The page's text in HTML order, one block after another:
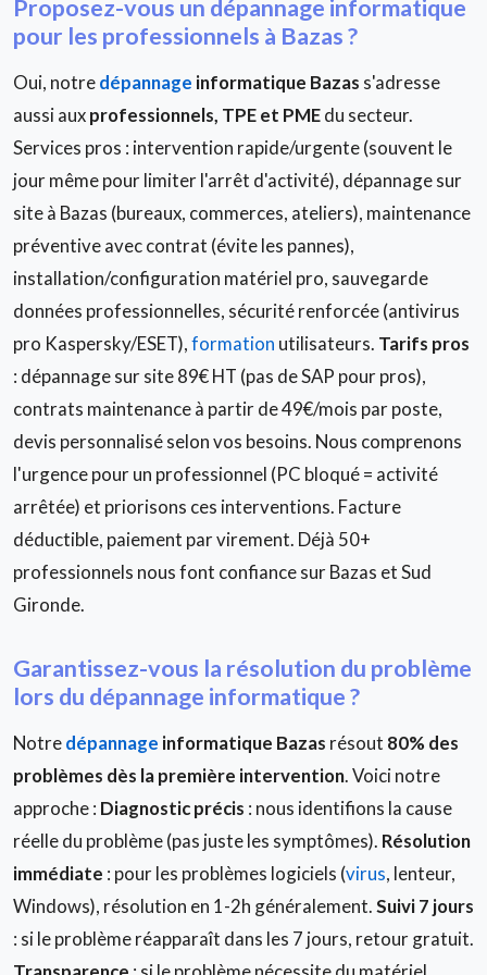
Proposez-vous un dépannage informatique
pour les professionnels à Bazas ?
Oui, notredépannage informatique Bazas s'adresse
aussi auxprofessionnels, TPE et PMEdu secteur.
Services pros : intervention rapide/urgente (souvent le
jour même pour limiter l'arrêt d'activité), dépannage sur
site à Bazas (bureaux, commerces, ateliers), maintenance
préventive avec contrat (évite les pannes),
installation/configuration matériel pro, sauvegarde
données professionnelles, sécurité renforcée (antivirus
pro Kaspersky/ESET),formation utilisateurs. Tarifs pros
: dépannage sur site 89€ HT (pas de SAP pour pros),
contrats maintenance à partir de 49€/mois par poste,
devis personnalisé selon vos besoins. Nous comprenons
l'urgence pour un professionnel (PC bloqué = activité
arrêtée) et priorisons ces interventions. Facture
déductible, paiement par virement. Déjà 50+
professionnels nous font confiance sur Bazas et Sud
Gironde.
Garantissez-vous la résolution du problème
lors du dépannage informatique ?
Notredépannage informatique Bazas résout 80% des
problèmes dès la première intervention. Voici notre
approche : Diagnostic précis : nous identifions la cause
réelle du problème (pas juste les symptômes). Résolution
immédiate : pour les problèmes logiciels (virus, lenteur,
Windows), résolution en 1-2h généralement.Suivi 7 jours
: si le problème réapparaît dans les 7 jours, retour gratuit.